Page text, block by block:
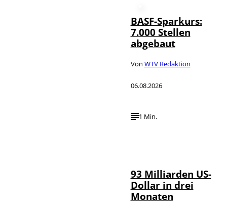
BASF-Sparkurs:
7.000 Stellen
abgebaut
Von WTV Redaktion
06.08.2026
1 Min.
93 Milliarden US-
Dollar in drei
Monaten